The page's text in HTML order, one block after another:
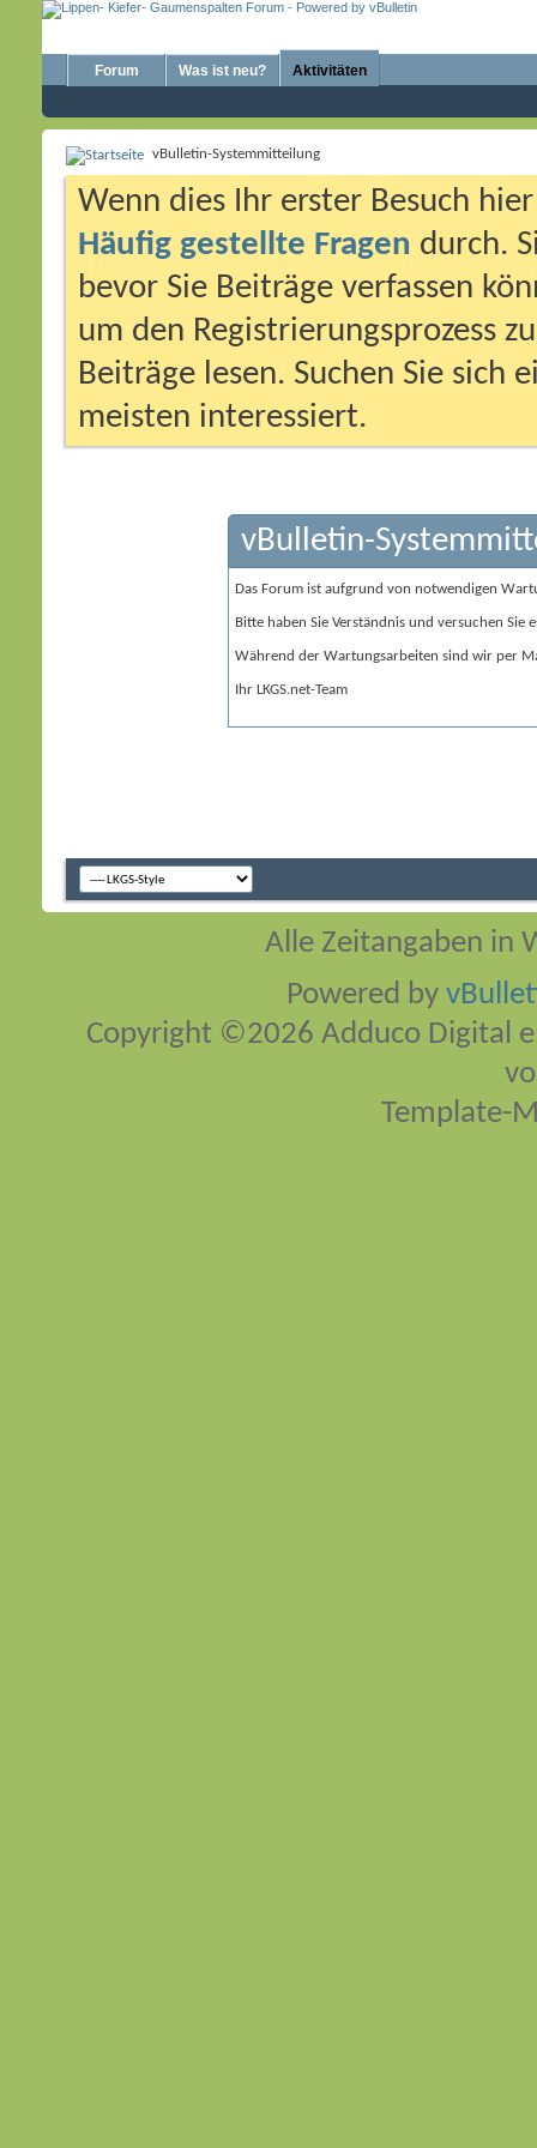
Forum Was ist neu? Aktivitäten
vBulletin-Systemmitteilung
Wenn dies Ihr erster Besuch
Häufig gestellte Fragen durch.
bevor Sie Beiträge verfassen
um den Registrierungsprozess
Beiträge lesen. Suchen Sie sich
meisten interessiert.
vBulletin-
Das Forum ist aufgrund von notwendigen
Bitte haben Sie Verständnis und versuchen Sie
Während der Wartungsarbeiten sind wir per
Ihr LKGS.net-Team
Alle Zeitangaben in
Powered by
Copyright ©2026 Adduco Digital
Template-